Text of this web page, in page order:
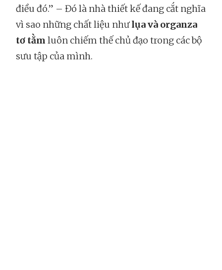
điều đó.” – Đó là nhà thiết kế đang cắt nghĩa
vì sao những chất liệu nhưlụa và organza
tơ tằm luôn chiếm thế chủ đạo trong các bộ
sưu tập của mình.